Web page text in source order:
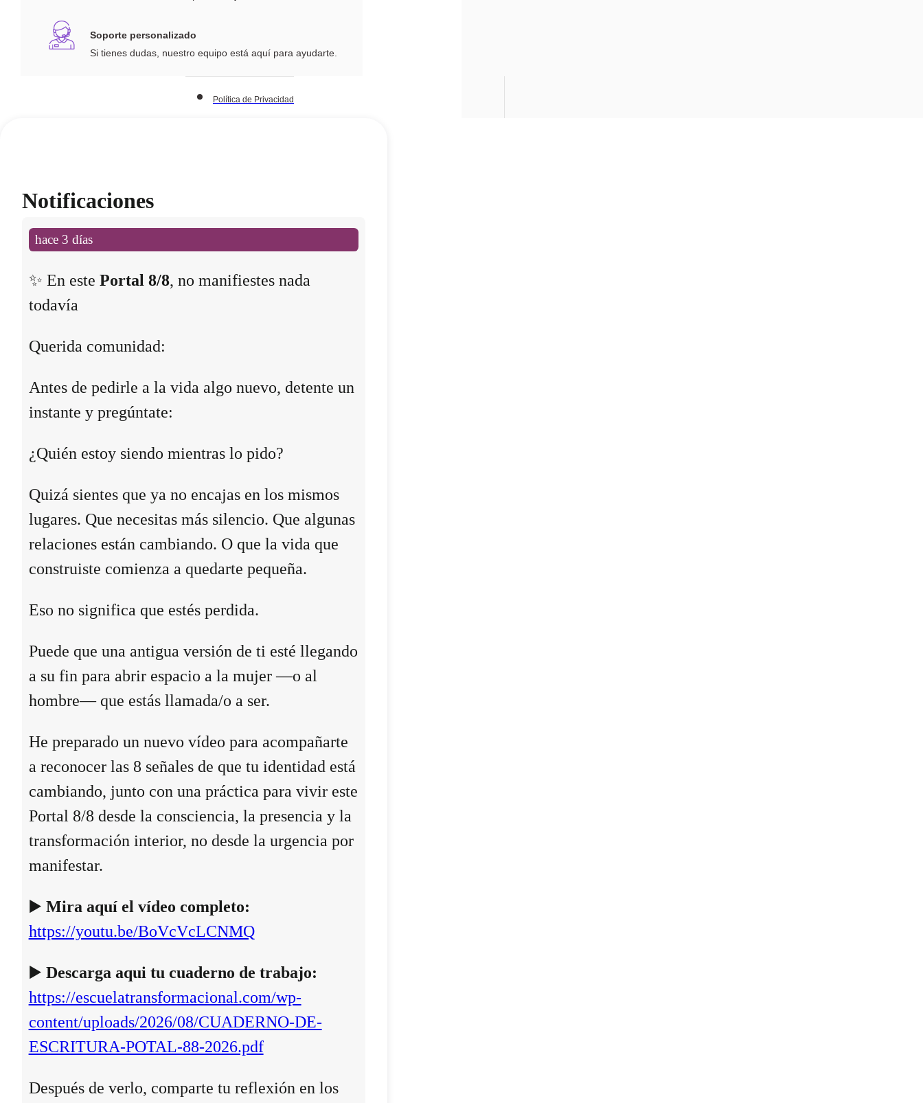
Soporte personalizado
Si tienes dudas, nuestro equipo está aquí para ayudarte.
Política de Privacidad
Notificaciones
hace 3 días
✨ En este Portal 8/8, no manifiestes nada
todavía
Querida comunidad:
Antes de pedirle a la vida algo nuevo, detente un
instante y pregúntate:
¿Quién estoy siendo mientras lo pido?
Quizá sientes que ya no encajas en los mismos
lugares. Que necesitas más silencio. Que algunas
relaciones están cambiando. O que la vida que
construiste comienza a quedarte pequeña.
Eso no significa que estés perdida.
Puede que una antigua versión de ti esté llegando
a su fin para abrir espacio a la mujer —o al
hombre— que estás llamada/o a ser.
He preparado un nuevo vídeo para acompañarte
a reconocer las 8 señales de que tu identidad está
cambiando, junto con una práctica para vivir este
Portal 8/8 desde la consciencia, la presencia y la
transformación interior, no desde la urgencia por
manifestar.
▶️ Mira aquí el vídeo completo:
https://youtu.be/BoVcVcLCNMQ
▶️ Descarga aqui tu cuaderno de trabajo:
https://escuelatransformacional.com/wp-
content/uploads/2026/08/CUADERNO-DE-
ESCRITURA-POTAL-88-2026.pdf
Después de verlo, comparte tu reflexión en los